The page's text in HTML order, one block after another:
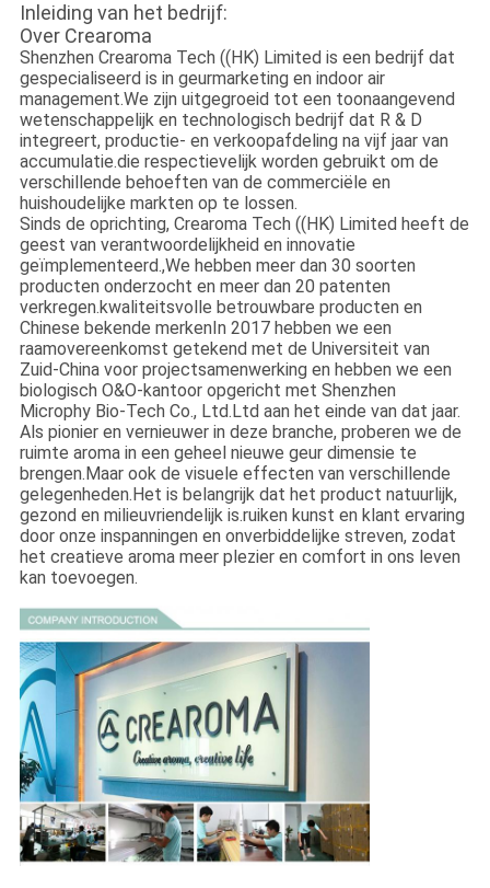
Inleiding van het bedrijf:
Over Crearoma
Shenzhen Crearoma Tech ((HK) Limited is een bedrijf dat
gespecialiseerd is in geurmarketing en indoor air
management.We zijn uitgegroeid tot een toonaangevend
wetenschappelijk en technologisch bedrijf dat R & D
integreert, productie- en verkoopafdeling na vijf jaar van
accumulatie.die respectievelijk worden gebruikt om de
verschillende behoeften van de commerciële en
huishoudelijke markten op te lossen.
Sinds de oprichting, Crearoma Tech ((HK) Limited heeft de
geest van verantwoordelijkheid en innovatie
geïmplementeerd.,We hebben meer dan 30 soorten
producten onderzocht en meer dan 20 patenten
verkregen.kwaliteitsvolle betrouwbare producten en
Chinese bekende merkenIn 2017 hebben we een
raamovereenkomst getekend met de Universiteit van
Zuid-China voor projectsamenwerking en hebben we een
biologisch O&O-kantoor opgericht met Shenzhen
Microphy Bio-Tech Co., Ltd.Ltd aan het einde van dat jaar.
Als pionier en vernieuwer in deze branche, proberen we de
ruimte aroma in een geheel nieuwe geur dimensie te
brengen.Maar ook de visuele effecten van verschillende
gelegenheden.Het is belangrijk dat het product natuurlijk,
gezond en milieuvriendelijk is.ruiken kunst en klant ervaring
door onze inspanningen en onverbiddelijke streven, zodat
het creatieve aroma meer plezier en comfort in ons leven
kan toevoegen.